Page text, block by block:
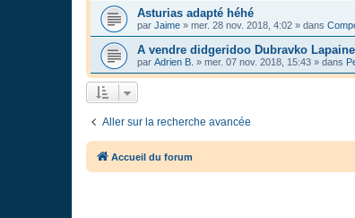
Asturias adapté héhé
par Jaime » mer. 28 nov. 2018, 4:02 » dans
A vendre didgeridoo Dubravko Lapaine
par Adrien B. » mer. 07 nov. 2018, 15:43 » dans
Aller sur la recherche avancée
Accueil du forum